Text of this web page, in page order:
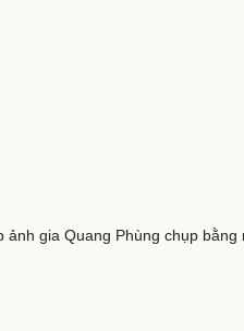
gia Quang Phùng chụp bằng